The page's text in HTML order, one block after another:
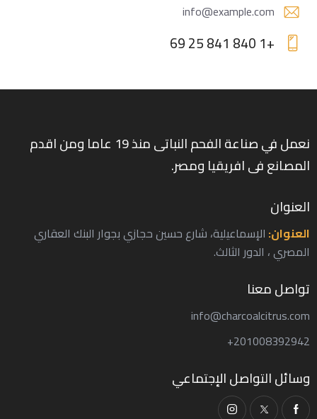
E-
m
info@example.com
on
+1 840 841 25 69
نعمل في صناعة الفحم النباتى منذ 19 عاما ومن اقدم
المصانع فى افريقيا ومصر.
العنوان
العنوان: الإسماعيلية، شارع حسين حجازي بجوار البنك العقاري
المصري ، الدور الثالث.
تواصل معنا
info@charcoalcitrus.com
201008392942+
وسائل التواصل الإجتماعي